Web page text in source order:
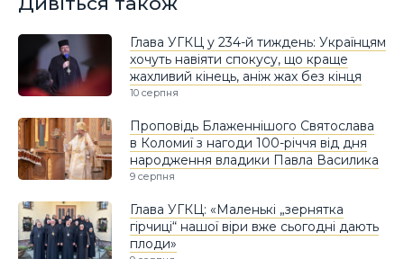
Глава УГКЦ у 234-й тиждень: Українцям
хочуть навіяти спокусу, що краще
жахливий кінець, аніж жах без кінця
10 серпня
Проповідь Блаженнішого Святослава
в Коломиї з нагоди 100-річчя від дня
народження владики Павла Василика
9 серпня
Глава УГКЦ: «Маленькі „зернятка
гірчиці“ нашої віри вже сьогодні дають
плоди»